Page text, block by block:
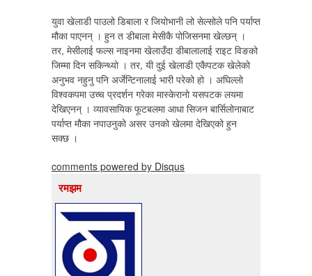
युवा खेलाडी पाउलो डिबाला र जियोभानी लो सेल्सोले पनि पर्याप्त
मौका पाएनन् । हुन त डीबाला मेसीकै पोजिसनमा खेल्छन् ।
तर, मेसीलाई फल्स नाइनमा खेलाउँदा डीबालालाई राइट विङको
जिम्मा दिन सकिन्थ्यो । तर, यी दुई खेलाडी एकैपटक खेलेको
अनुभव नहुनु पनि अर्जेन्टिनालाई भारी परेको हो । अघिल्लो
विश्वकपमा उच्च प्रदर्शन गरेका मास्केरानो यसपटक लयमा
देखिएनन् । व्यावसायिक फूटबलमा आधा सिजन बार्सिलोनाबाट
पर्याप्त मौका नपाउनुको असर उनको खेलमा देखिएको हुन
सक्छ ।
comments powered by Disqus
रमझम